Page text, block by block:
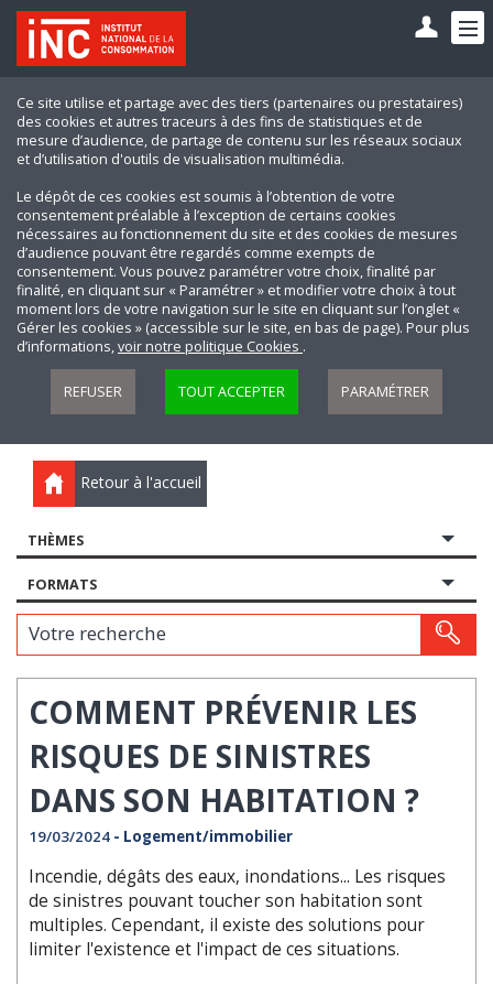
Ce site utilise et partage avec des tiers (partenaires ou prestataires)
des cookies et autres traceurs à des fins de statistiques et de
mesure d’audience, de partage de contenu sur les réseaux sociaux
et d’utilisation d'outils de visualisation multimédia.
Le dépôt de ces cookies est soumis à l’obtention de votre
consentement préalable à l’exception de certains cookies
nécessaires au fonctionnement du site et des cookies de mesures
d’audience pouvant être regardés comme exempts de
consentement. Vous pouvez paramétrer votre choix, finalité par
finalité, en cliquant sur « Paramétrer » et modifier votre choix à tout
moment lors de votre navigation sur le site en cliquant sur l’onglet «
Gérer les cookies » (accessible sur le site, en bas de page). Pour plus
d’informations,voir notre politique Cookies .
REFUSER TOUT ACCEPTER PARAMÉTRER
Retour à l'accueil
THÈMES
FORMATS
Votre recherche
COMMENT PRÉVENIR LES
RISQUES DE SINISTRES
DANS SON HABITATION ?
19/03/2024 - Logement/immobilier
Incendie, dégâts des eaux, inondations... Les risques
de sinistres pouvant toucher son habitation sont
multiples. Cependant, il existe des solutions pour
limiter l'existence et l'impact de ces situations.